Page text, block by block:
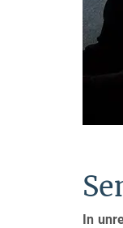
In